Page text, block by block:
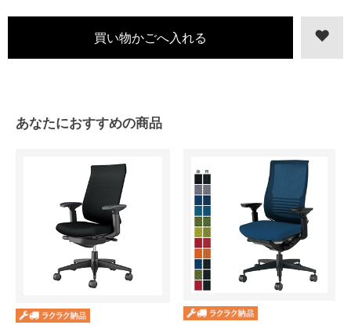
あなたにおすすめの商品